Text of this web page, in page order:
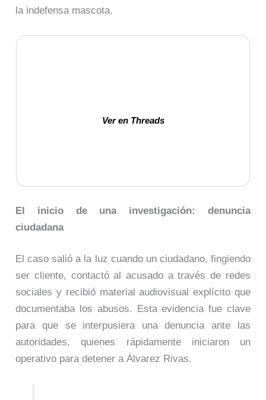
la indefensa mascota.
Ver en Threads
El inicio de una investigación: denuncia
ciudadana
El caso salió a la luz cuando un ciudadano, fingiendo
ser cliente, contactó al acusado a través de redes
sociales y recibió material audiovisual explícito que
documentaba los abusos. Esta evidencia fue clave
para que se interpusiera una denuncia ante las
autoridades, quienes rápidamente iniciaron un
operativo para detener a Álvarez Rivas.